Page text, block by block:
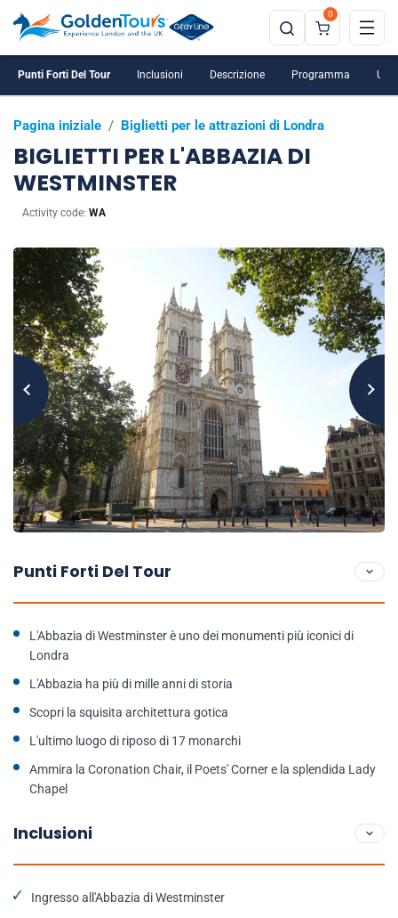
0
Pagina iniziale / Biglietti per le attrazioni di Londra
BIGLIETTI PER L'ABBAZIA DI
WESTMINSTER
Activity code: WA
Punti Forti Del Tour Inclusioni Descrizione Programma
Punti Forti Del Tour
L'Abbazia di Westminster è uno dei monumenti più iconici di
Londra
L'Abbazia ha più di mille anni di storia
Scopri la squisita architettura gotica
L'ultimo luogo di riposo di 17 monarchi
Ammira la Coronation Chair, il Poets' Corner e la splendida Lady
Chapel
Inclusioni
Ingresso all'Abbazia di Westminster